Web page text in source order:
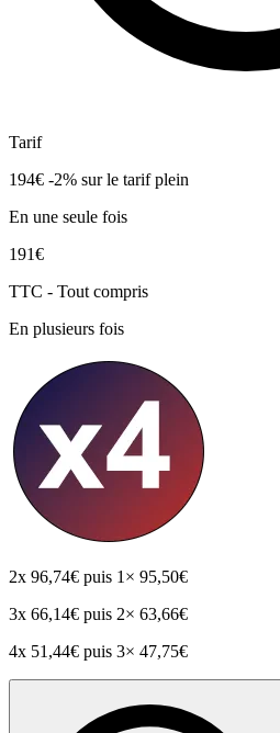
Tarif
194€ -2% sur le tarif plein
En une seule fois
191€
TTC - Tout compris
En plusieurs fois
2x 96,74€ puis 1× 95,50€
3x 66,14€ puis 2× 63,66€
4x 51,44€ puis 3× 47,75€